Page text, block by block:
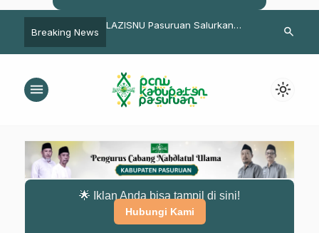
Breaking News
Mewisuda 365
LAZISNU Pasuruan Salurkan
Mampu
LFNU
Terlihat
search
menu light_mode
🌟 Iklan Anda bisa tampil di sini!
Hubungi Kami